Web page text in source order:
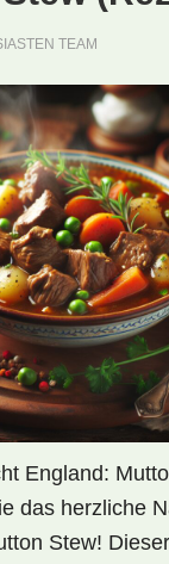
TEAM
England:
das herzliche
Stew!